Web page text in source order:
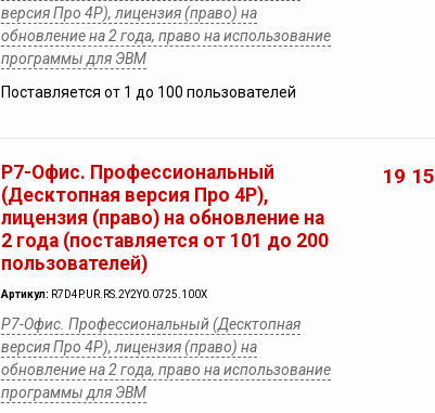
версия Про 4Р), лицензия (право) на
обновление на 2 года, право на использование
программы для ЭВМ
Поставляется от 1 до 100 пользователей
Р7-Офис. Профессиональный
(Десктопная версия Про 4Р),
лицензия (право) на обновление на
2 года (поставляется от 101 до 200
пользователей)
Артикул: R7D4P.UR.RS.2Y2Y0.0725.100X
Р7-Офис. Профессиональный (Десктопная
версия Про 4Р), лицензия (право) на
обновление на 2 года, право на использование
программы для ЭВМ
19